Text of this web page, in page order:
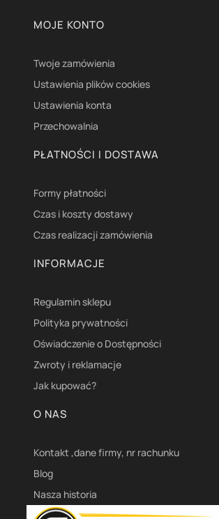
Linki w stopce
MOJE KONTO
Twoje zamówienia
Ustawienia plików cookies
Ustawienia konta
Przechowalnia
PŁATNOŚCI I DOSTAWA
Formy płatności
Czas i koszty dostawy
Czas realizacji zamówienia
INFORMACJE
Regulamin sklepu
Polityka prywatności
Oświadczenie o Dostępności
Zwroty i reklamacje
Jak kupować?
O NAS
Kontakt ,dane firmy, nr rachunku
Blog
Nasza historia